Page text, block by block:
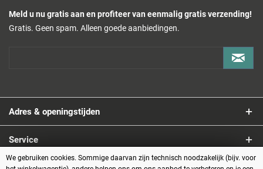
Meld u nu gratis aan en profiteer van eenmalig gratis verzending!
Gratis. Geen spam. Alleen goede aanbiedingen.
Adres & openingstijden
Service
We gebruiken cookies. Sommige daarvan zijn technisch noodzakelijk (bijv. voor